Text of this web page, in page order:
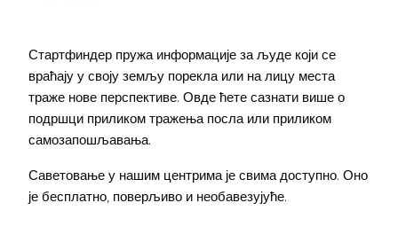
Стартфиндер пружа информације за људе који се
враћају у своју земљу порекла или на лицу места
траже нове перспективе. Овде ћете сазнати више о
подршци приликом тражења посла или приликом
самозапошљавања.
Саветовање у нашим центрима је свима доступно. Оно
је бесплатно, поверљиво и необавезујуће.